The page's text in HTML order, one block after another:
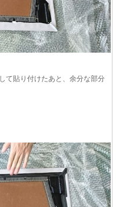
て貼り付けたあと、余分な部分